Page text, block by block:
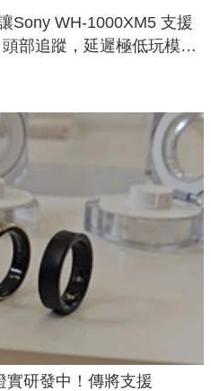
Sony WH-1000XM5 支援
部追蹤，延遲極低玩模擬
實研發中！傳將支援